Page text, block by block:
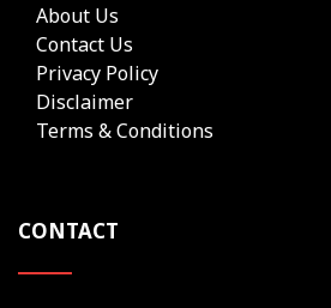
About Us
Contact Us
Privacy Policy
Disclaimer
Terms & Conditions
CONTACT